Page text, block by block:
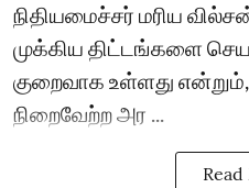
நிதியமைச்சர் மரிய
முக்கிய திட்டங்களை
குறைவாக உள்ளது
நிறைவேற்ற அர ...